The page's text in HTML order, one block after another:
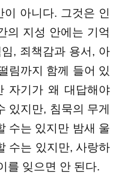
아니다. 그것은 인
의 지성 안에는 기억
, 죄책감과 용서, 아
림까지 함께 들어 있
자기가 왜 대답해야
있지만, 침묵의 무게
수는 있지만 밤새 울
수는 있지만, 사랑하
를 잊으면 안 된다.